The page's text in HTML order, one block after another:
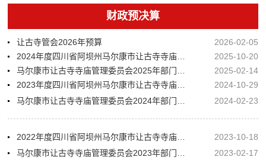
财政预决算
让古寺管会2026年预算
2026-02-05
2025-10-20
2025-02-14
2024-10-29
2024-02-23
2023-10-18
2023-02-17